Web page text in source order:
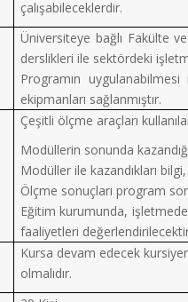
çalışabileceklerdir.
Üniversiteye bağlı Fakülte
derslikleri ile sektördeki
Programın
ekipmanları sağlanmıştır.
Çeşitli ölçme araçları
Modüllerin sonunda
Modüller ile kazandıkları
Ölçme sonuçları program
Eğitim kurumunda,
faaliyetleri
Kursa devam edecek
olmalıdır.